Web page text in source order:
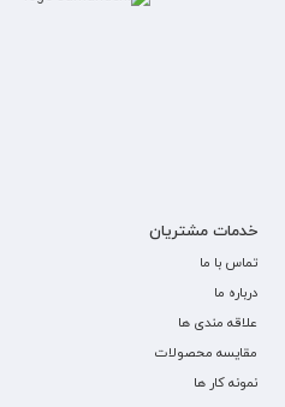
خدمات مشتریان
تماس با ما
درباره ما
علاقه مندی ها
مقایسه محصولات
نمونه کار ها